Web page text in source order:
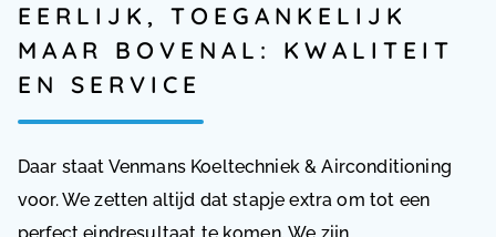
EERLIJK, TOEGANKELIJK
MAAR BOVENAL: KWALITEIT
EN SERVICE
Daar staat Venmans Koeltechniek & Airconditioning
voor. We zetten altijd dat stapje extra om tot een